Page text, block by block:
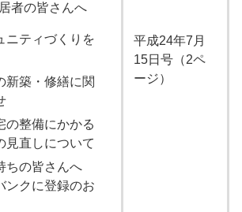
者の皆さんへ
ニティづくりを
新築・修繕に関
の整備にかかる
見直しについて
ちの皆さんへ
ンクに登録のお
平成24年7月
15日号（2ペ
ージ）